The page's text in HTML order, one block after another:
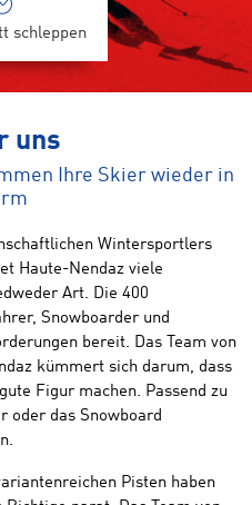
schleppen
uns
Ihre Skier wieder in
Wintersportlers
Haute-Nendaz viele
Art. Die 400
Snowboarder und
bereit. Das Team von
kümmert sich darum, dass
Figur machen. Passend zu
oder das Snowboard
Pisten haben